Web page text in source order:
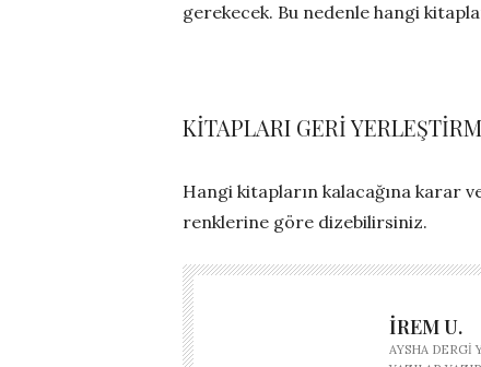
gerekecek. Bu nedenle hangi
KİTAPLARI GERİ
Hangi kitapların kalacağına karar
renklerine göre dizebilirsiniz.
İREM U.
AYSHA DERGI